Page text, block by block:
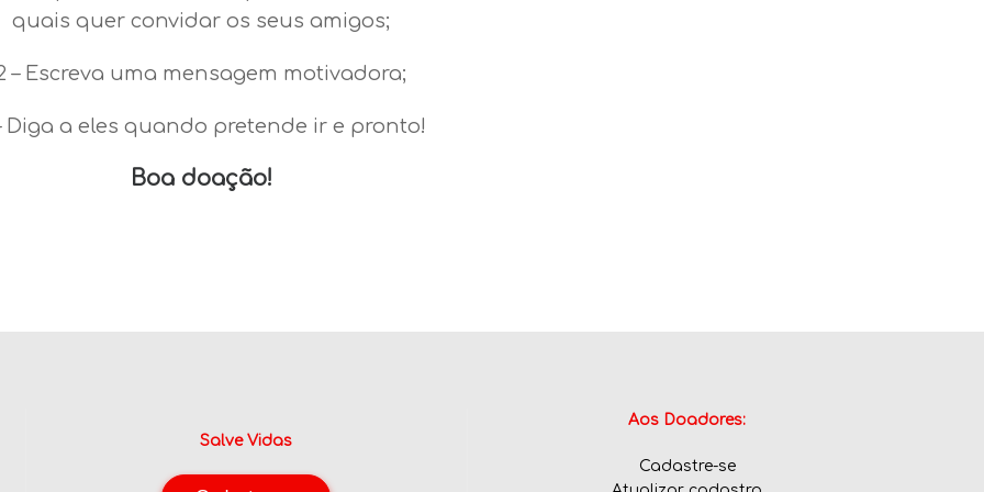
quais quer convidar os seus amigos;
– Escreva uma mensagem motivadora;
Diga a eles quando pretende ir e pronto!
Boa doação!
Salve Vidas
Aos Doadores:
Cadastre-se